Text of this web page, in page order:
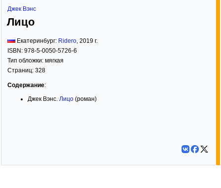
Джек Вэнс
Лицо
Екатеринбург: Ridero 2019 г.
ISBN: 978-5-0050-5726-6
Тип обложки: мягкая
Страниц: 328
Содержание:
Джек Вэнс. Лицо (роман)